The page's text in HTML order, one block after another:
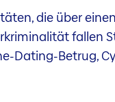
die über
fallen
Dating-Betrug,